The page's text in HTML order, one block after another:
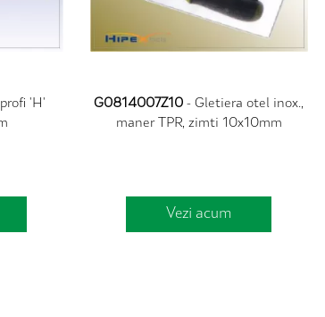
'H'
G0814007Z10 - Gletiera otel inox.,
maner TPR, zimti 10x10mm
Vezi acum